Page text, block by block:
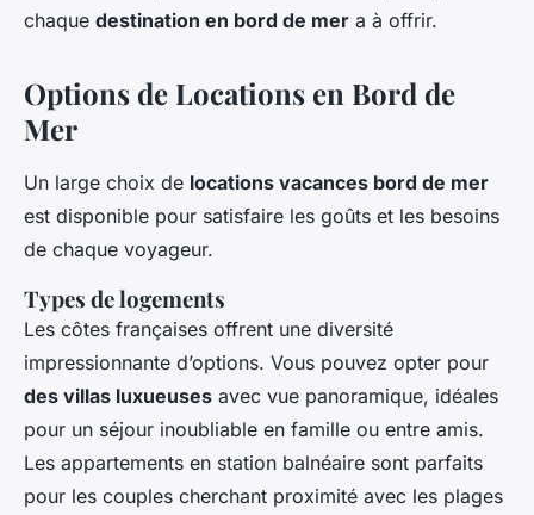
chaque destination en bord de mer a à offrir.
Options de Locations en Bord de
Mer
Un large choix de locations vacances bord de mer
est disponible pour satisfaire les goûts et les besoins
de chaque voyageur.
Types de logements
Les côtes françaises offrent une diversité
impressionnante d’options. Vous pouvez opter pour
des villas luxueuses avec vue panoramique, idéales
pour un séjour inoubliable en famille ou entre amis.
Les appartements en station balnéaire sont parfaits
pour les couples cherchant proximité avec les plages